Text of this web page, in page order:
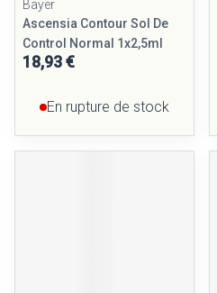
Bayer
Ascensia Contour Sol De
Control Normal 1x2,5ml
18,93 €
En rupture de stock